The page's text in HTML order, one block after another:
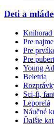
Deti a
Knihorad
Pre
Pre
Pre
Young
Beletria
Sci-fi,
Leporelá
Náučné
Ďalšie